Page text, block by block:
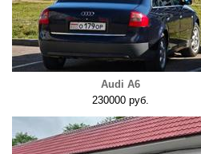
Audi A6
230000 руб.